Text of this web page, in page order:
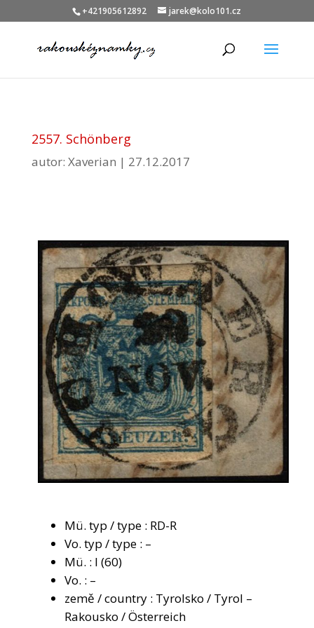
+421905612892 jarek@kolo101.cz
2557. Schönberg
autor: Xaverian | 27.12.2017
Mü. typ / type : RD-R
Vo. typ / type : –
Mü. : I (60)
Vo. : –
země / country : Tyrolsko / Tyrol –
Rakousko / Österreich